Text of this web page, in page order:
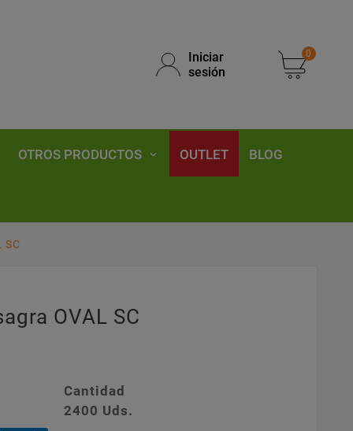
Iniciar
sesión
0
OTROS PRODUCTOS OUTLET BLOG
SC
OVAL SC
Cantidad
2400 Uds.